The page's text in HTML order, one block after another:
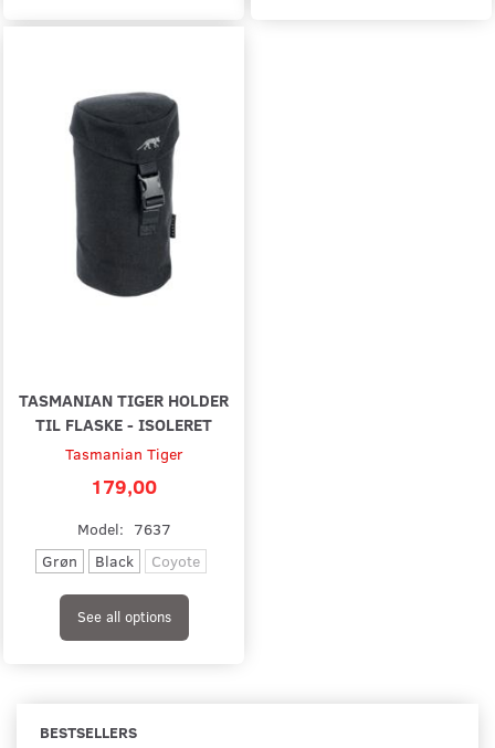
TASMANIAN TIGER HOLDER
TIL FLASKE - ISOLERET
Tasmanian Tiger
179,00
Model: 7637
Grøn
Black Coyote
See all options
BESTSELLERS